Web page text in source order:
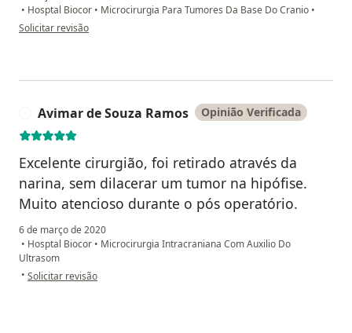
• Hosptal Biocor • Microcirurgia Para Tumores Da Base Do Cranio •
na opinião do utilizador Jairo P. Rocha
Solicitar revisão
Avimar de Souza Ramos Opinião Verificada
Excelente cirurgião, foi retirado através da
narina, sem dilacerar um tumor na hipófise.
Muito atencioso durante o pós operatório.
6 de março de 2020
• Hosptal Biocor • Microcirurgia Intracraniana Com Auxilio Do
Ultrasom
• na opinião do utilizador Avimar de Souza Ramos
Solicitar revisão